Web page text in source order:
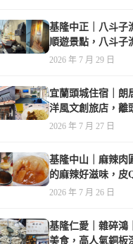
基隆中正｜八斗子
順遊景點，八斗子
的漁業文物，值得
2026 年 7 月 29 日
宜蘭頭城住宿｜朗
洋風文創旅店，離
免費夜間宵夜，親
2026 年 7 月 27 日
基隆中山｜麻辣肉
的麻辣好滋味，皮
香氣誘人
2026 年 7 月 26 日
基隆仁愛｜雜碎鴻
美食，高人氣銅板